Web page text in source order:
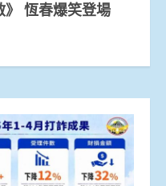
》 恆春爆笑登場